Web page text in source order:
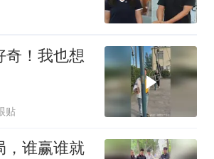
奇！我也想
贴
，谁赢谁就